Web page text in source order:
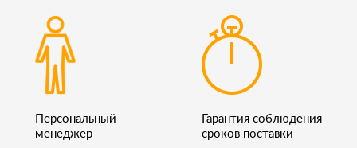
Персональный
менеджер
Гарантия соблюдения
сроков поставки